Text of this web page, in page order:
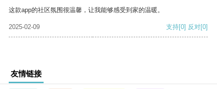
这款app的社区氛围很温馨，让我能够感受到家的温暖。
2025-02-09 支持[0] 反对[0]
友情链接